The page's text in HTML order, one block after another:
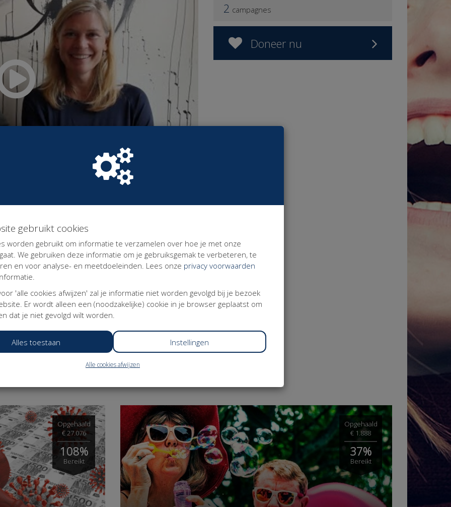
Werkenden: mensen die zelf de regie willen
Omdat alleen de traditionele polderpartijen zich
Werkenden vaak genegeerd of naar traditionele
voor de economie en voor de samenleving. Daar
Modern Werkenden te verenigen en door zich actief
de arbeidsmarkt en het sociale stelsel.
zich verzekerd weten van een zelfde basis
werk en de keuzes die ze daarin maken.
zekerheden gekoppeld worden aan mensen in plaats
2 campagnes
Doneer nu
Opgehaald
€ 27.076
108%
Bereikt
Opgehaald
€ 1.888
37%
Bereikt
gebruikt cookies
worden gebruikt om informatie te verzamelen over hoe je met onze
We gebruiken deze informatie om je gebruiksgemak te verbeteren, te
en voor analyse- en meetdoeleinden. Lees onze privacy voorwaarden
'alle cookies afwijzen' zal je informatie niet worden gevolgd bij je bezoek
Er wordt alleen een (noodzakelijke) cookie in je browser geplaatst om
dat je niet gevolgd wilt worden.
Alles toestaan Instellingen
Alle cookies afwijzen